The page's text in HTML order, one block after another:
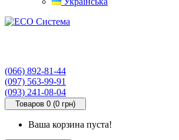
(066) 892-81-44
(097) 563-99-91
(093) 241-08-04
Товаров 0 (0 грн)
Ваша корзина пуста!